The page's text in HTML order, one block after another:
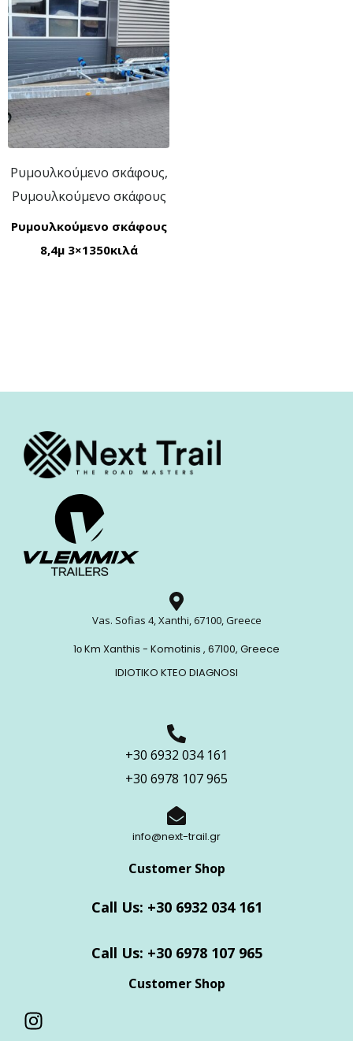
Ρυμουλκούμενο σκάφους,
Ρυμουλκούμενο σκάφους
Ρυμουλκούμενο σκάφους
8,4μ 3×1350κιλά
Vas. Sofias 4, Xanthi, 67100, Greece
1ο Km Xanthis - Komotinis , 67100, Greece
IDIOTIKO KTEO DIAGNOSI
+30 6932 034 161
+30 6978 107 965
info@next-trail.gr
Customer Shop
Call Us: +30 6932 034 161
Call Us: +30 6978 107 965
Customer Shop